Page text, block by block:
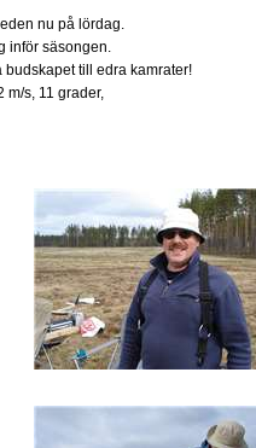
nu på lördag.
inför säsongen.
budskapet till edra kamrater!
m/s, 11 grader,